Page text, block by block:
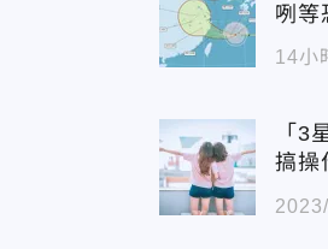
咧
14小
「3
搞操